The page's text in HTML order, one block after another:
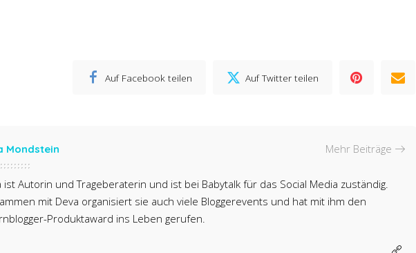
Auf Facebook teilen Auf Twitter teilen
Mondstein Mehr Beiträge
ist Autorin und Trageberaterin und ist bei Babytalk für das Social Media zuständig.
mit Deva organisiert sie auch viele Bloggerevents und hat mit ihm den
Produktaward ins Leben gerufen.